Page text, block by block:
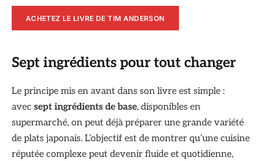
ACHETEZ LE LIVRE DE TIM ANDERSON
Sept ingrédients pour tout changer
Le principe mis en avant dans son livre est simple :
avec sept ingrédients de base, disponibles en
supermarché, on peut déjà préparer une grande variété
de plats japonais. L’objectif est de montrer qu’une cuisine
réputée complexe peut devenir fluide et quotidienne,